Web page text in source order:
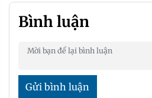
Bình luận
Gửi bình luận